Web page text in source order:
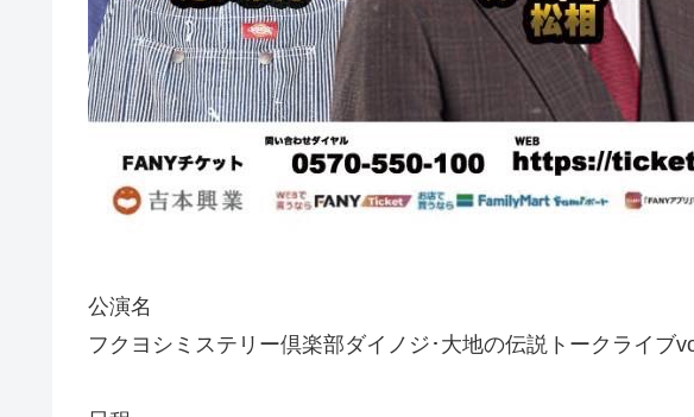
公演名
フクヨシミステリー倶楽部ダイノジ･大地の伝説トークライブ